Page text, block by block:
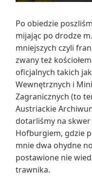
Po obiedzie
mijając po drodze
mniejszych czyli
zwany też
oficjalnych takich
Wewnętrznych i
Zagranicznych (to
Austriackie
dotarliśmy na
Hofburgiem, gdzie
mnie dwa ohydne
postawione nie
trawnika.